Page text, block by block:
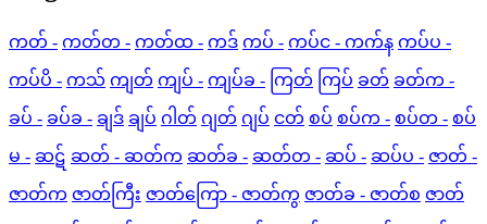
ကတ် - ကတ်တ - ကတ်ထ - ကဒ် ကပ် - ကပ်င - ကက်န ကပ်ပ -
ကပ်ပိ - ကသ် ကျတ် ကျပ် - ကျပ်ခ - ကြတ် ကြပ် ခတ် ခတ်က -
ခပ် - ခပ်ခ - ချဒ် ချပ် ဂါတ် ဂျတ် ဂျပ် ငတ် စပ် စပ်က - စပ်တ - စပ်
မ - ဆဋ် ဆတ် - ဆတ်က ဆတ်ခ - ဆတ်တ - ဆပ် - ဆပ်ပ - ဇာတ် -
ဇာတ်က ဇာတ်ကြီး ဇာတ်ကြော - ဇာတ်ကွ ဇာတ်ခ - ဇာတ်စ ဇာတ်